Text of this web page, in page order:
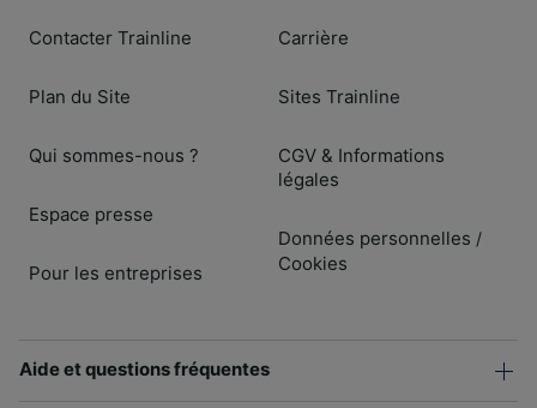
Contacter Trainline
Plan du Site
Qui sommes-nous ?
Espace presse
Pour les entreprises
Carrière
Sites Trainline
CGV & Informations
légales
Données personnelles /
Cookies
Aide et questions fréquentes